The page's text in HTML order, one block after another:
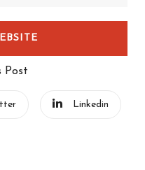
Post
Linkedin